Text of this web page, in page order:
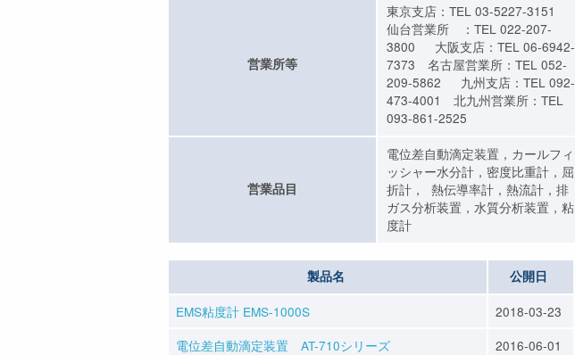
営業所等
東京支店：TEL 03-5227-3151
仙台営業所 ：TEL 022-207-
3800 大阪支店：TEL 06-6942-
7373 名古屋営業所：TEL 052-
209-5862 九州支店：TEL 092-
473-4001 北九州営業所：TEL
093-861-2525
営業品目
電位差自動滴定装置，カールフィ
ッシャー水分計，密度比重計，屈
折計， 熱伝導率計，熱流計，排
ガス分析装置，水質分析装置，粘
度計
製品名 公開日
EMS粘度計 EMS-1000S 2018-03-23
電位差自動滴定装置 AT-710シリーズ
2016-06-01